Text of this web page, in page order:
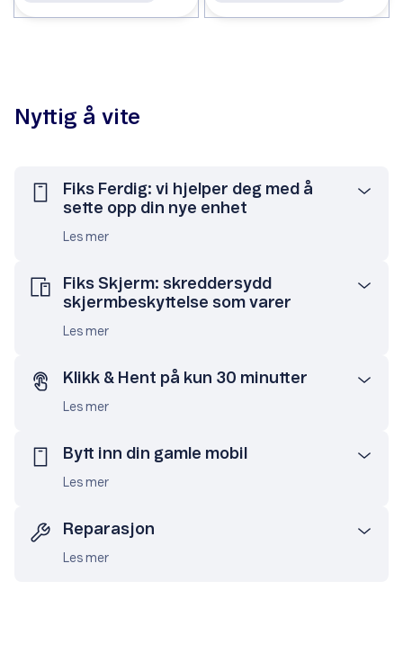
Nyttig å vite
Fiks Ferdig: vi hjelper deg med å
sette opp din nye enhet
Les mer
Fiks Skjerm: skreddersydd
skjermbeskyttelse som varer
Les mer
Klikk & Hent på kun 30 minutter
Les mer
Bytt inn din gamle mobil
Les mer
Reparasjon
Les mer